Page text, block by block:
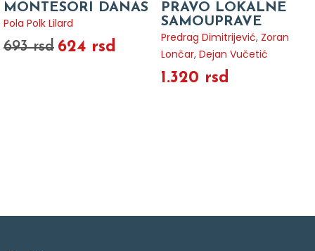
MONTESORI DANAS
Pola Polk Lilard
693 rsd 624 rsd
PRAVO LOKALNE
SAMOUPRAVE
Predrag Dimitrijević, Zoran
Lončar, Dejan Vučetić
1.320 rsd